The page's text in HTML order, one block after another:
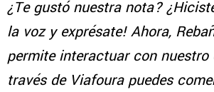
¿Te gustó nuestra nota?
la voz y exprésate! Ahora,
permite interactuar con nuestro
través de Viafoura puedes